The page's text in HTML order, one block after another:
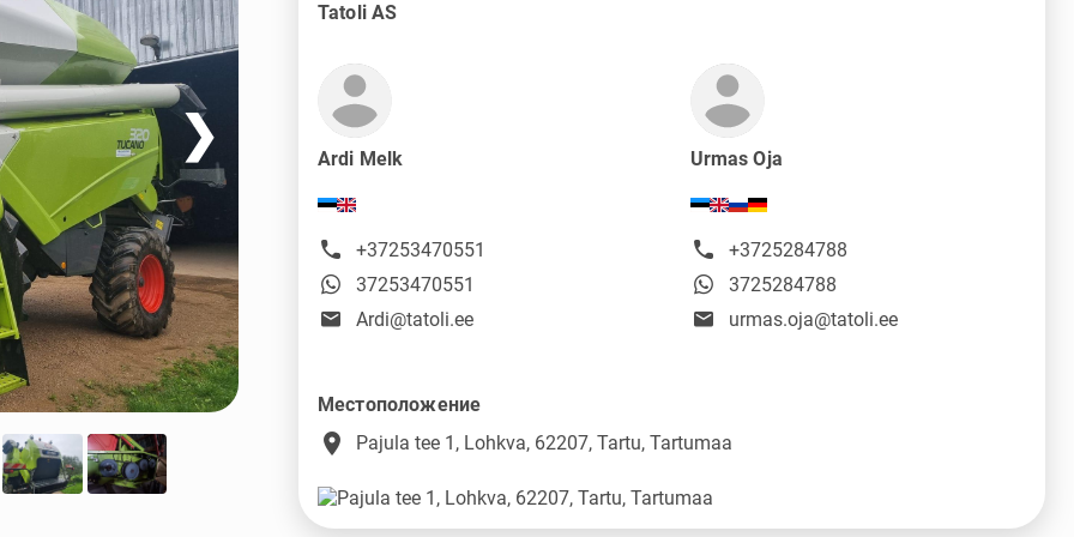
❯
Tatoli AS
Ardi Melk
+37253470551
37253470551
Ardi@tatoli.ee
Urmas Oja
+3725284788
3725284788
urmas.oja@tatoli.ee
Местоположение
place Pajula tee 1, Lohkva, 62207, Tartu, Tartumaa